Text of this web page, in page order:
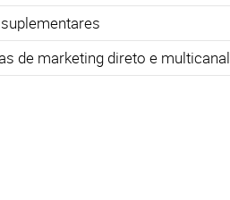
de marketing direto e multicanal